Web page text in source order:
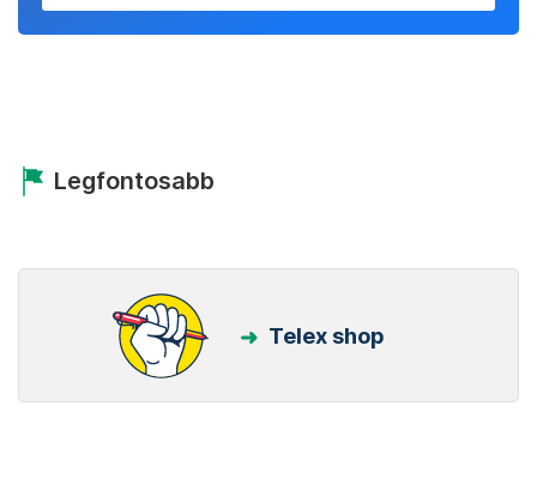
Legfontosabb
Telex shop